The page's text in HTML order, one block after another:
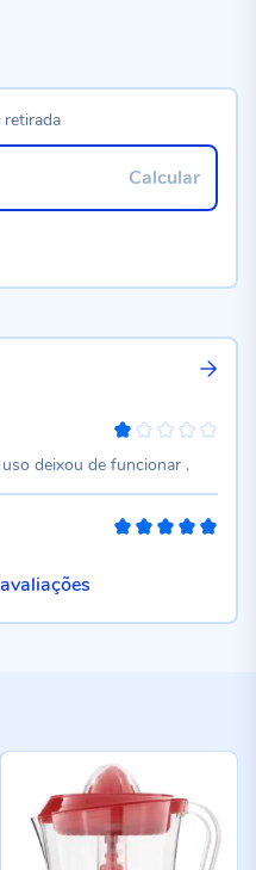
deixou de funcionar .
retirada
Calcular